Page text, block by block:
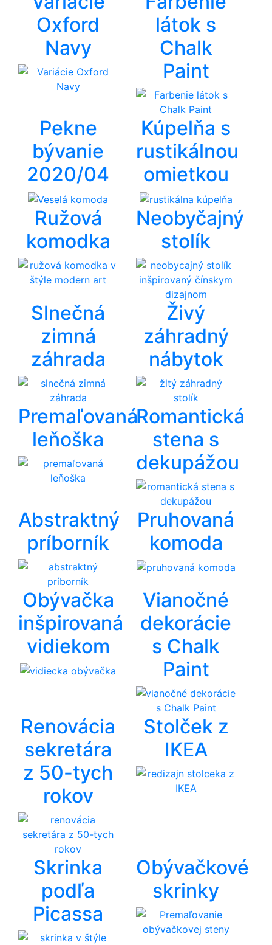
Oxford
Navy
látok s
Chalk
Paint
Pekne
bývanie
2020/04
Kúpelňa s
rustikálnou
omietkou
Ružová
komodka
Neobyčajný
stolík
Slnečná
zimná
záhrada
Živý
záhradný
nábytok
Premaľovaná
leňoška
Romantická
stena s
dekupážou
Abstraktný
príborník
Pruhovaná
komoda
Obývačka
inšpirovaná
vidiekom
Vianočné
dekorácie
s Chalk
Paint
Renovácia
sekretára
z 50-tych
rokov
Stolček z
IKEA
Skrinka
podľa
Picassa
Obývačkové
skrinky